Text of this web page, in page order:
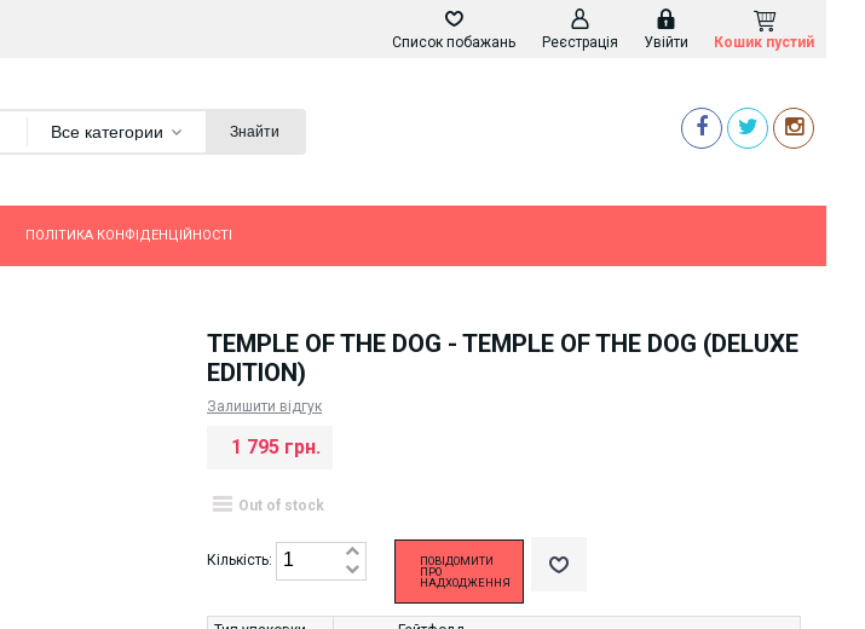
Кошик пустий
Увійти
Реєстрація
Список побажань
Все категории Знайти
ПОЛІТИКА КОНФІДЕНЦІЙНОСТІ
TEMPLE OF THE DOG - TEMPLE OF THE DOG (DELUXE
EDITION)
Залишити відгук
1 795 грн.
Out of stock
Кількість:
ПОВІДОМИТИ
ПРО
НАДХОДЖЕННЯ